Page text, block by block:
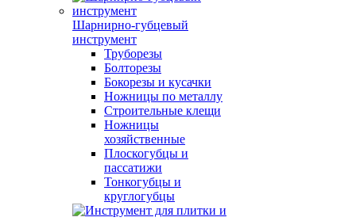
Шарнирно-губцевый
инструмент
Труборезы
Болторезы
Бокорезы и кусачки
Ножницы по металлу
Строительные клещи
Ножницы
хозяйственные
Плоскогубцы и
пассатижи
Тонкогубцы и
круглогубцы